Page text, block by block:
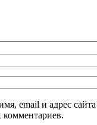
email и адрес сайта